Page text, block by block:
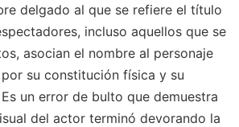
delgado al que se refiere el título
incluso aquellos que se
asocian el nombre al personaje
su constitución física y su
un error de bulto que demuestra
del actor terminó devorando la